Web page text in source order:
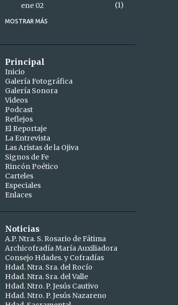
ene 02
1
2021
dic 28
dic 26
abril
abr 15
abr 10
marzo
mar 25
mar 24
mar 19
mar 16
1
mar 11
mar 09
mar 06
mar 04
febrero
MOSTRAR MÁS
Principal
Inicio
Galería Fotográfica
Galería Sonora
Videos
Podcast
Reflejos
El Reportaje
La Entrevista
Las Aristas de la Ojiva
Signos de Fe
Rincón Poético
Carteles
Especiales
Enlaces
Noticias
A.P. Ntra. S. Rosario de Fátima
Archicofradía María Auxiliadora
Consejo Hdades. y Cofradías
Hdad. Ntra. Sra. del Rocío
Hdad. Ntra. Sra. del Valle
Hdad. Ntro. P. Jesús Cautivo
Hdad. Ntro. P. Jesús Nazareno